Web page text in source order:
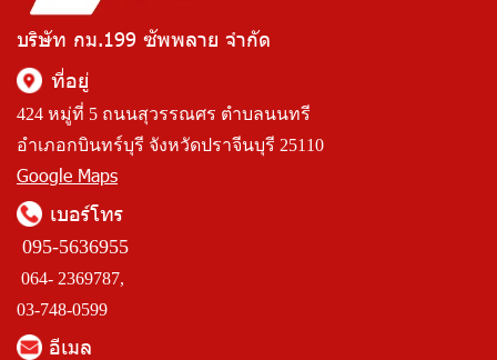
บริษัท กม.199 ซัพพลาย จำกัด
ที่อยู่
424 หมู่ที่ 5 ถนนสุวรรณศร ตำบลนนทรี
อำเภอกบินทร์บุรี จังหวัดปราจีนบุรี 25110
Google Maps
เบอร์โทร
095-5636955
064- 2369787,
03-748-0599
อีเมล